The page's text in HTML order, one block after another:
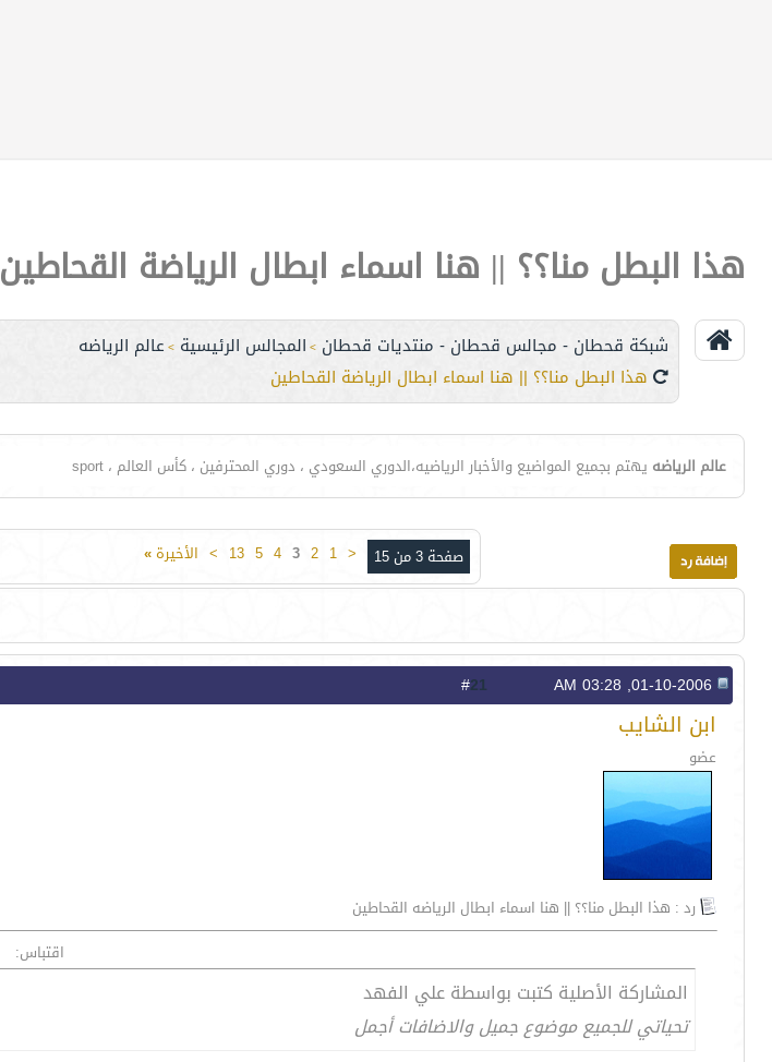
هذا البطل منا؟؟ || هنا اسماء ابطال الرياضة القحاطين
شبكة قحطان - مجالس قحطان - منتديات قحطان > المجالس الرئيسية > عالم الرياضه
هذا البطل منا؟؟ || هنا اسماء ابطال الرياضة القحاطين
عالم الرياضه يهتم بجميع المواضيع والأخبار الرياضيه،الدوري السعودي ، دوري المحترفين ، كأس العالم ، sport
صفحة 3 من 15 <
1
2
3
4
5
13
> الأخيرة»
21
ابن الشايب
عضو
رد : هذا البطل منا؟؟ || هنا اسماء ابطال الرياضه القحاطين
اقتباس:
المشاركة الأصلية كتبت بواسطة علي الفهد
تحياتي للجميع موضوع جميل والاضافات أجمل